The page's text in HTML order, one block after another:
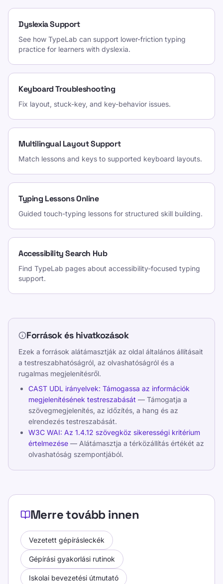
Dyslexia Support
See how TypeLab can support lower-friction typing
practice for learners with dyslexia.
Keyboard Troubleshooting
Fix layout, stuck-key, and key-behavior issues.
Multilingual Layout Support
Match lessons and keys to supported keyboard layouts.
Typing Lessons Online
Guided touch-typing lessons for structured skill building.
Accessibility Search Hub
Find TypeLab pages about accessibility-focused typing
support.
Források és hivatkozások
Ezek a források alátámasztják az oldal általános állításait
a testreszabhatóságról, az olvashatóságról és a
rugalmas megjelenítésről.
CAST UDL irányelvek: Támogassa az információk
megjelenítésének testreszabását — Támogatja a
szövegmegjelenítés, az időzítés, a hang és az
elrendezés testreszabását.
W3C WAI: Az 1.4.12 szövegköz sikerességi kritérium
értelmezése — Alátámasztja a térközállítás értékét az
olvashatóság szempontjából.
Merre tovább innen
Vezetett gépírásleckék
Gépírási gyakorlási rutinok
Iskolai bevezetési útmutató